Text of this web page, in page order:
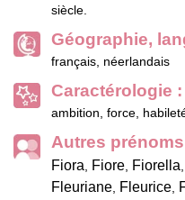
siècle.
Géographie,
français, néerlandais
Caractérologie :
ambition, force,
Autres
Fiora, Fiore, Fiorella,
Fleuriane, Fleurice,